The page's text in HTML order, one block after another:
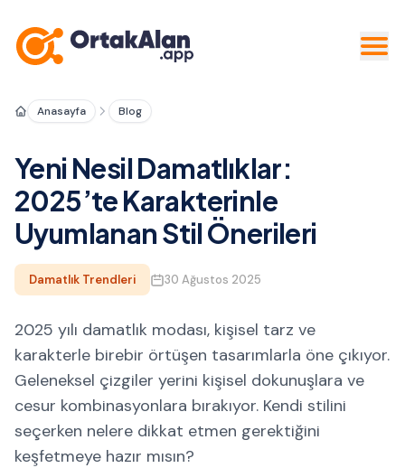
Anasayfa Blog
Yeni Nesil Damatlıklar:
2025’te Karakterinle
Uyumlanan Stil Önerileri
Damatlık Trendleri 30 Ağustos 2025
2025 yılı damatlık modası, kişisel tarz ve
karakterle birebir örtüşen tasarımlarla öne çıkıyor.
Geleneksel çizgiler yerini kişisel dokunuşlara ve
cesur kombinasyonlara bırakıyor. Kendi stilini
seçerken nelere dikkat etmen gerektiğini
keşfetmeye hazır mısın?